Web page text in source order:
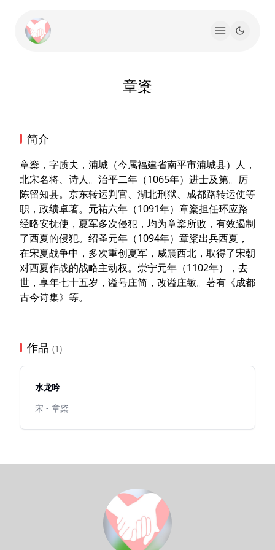
章楶
简介
章楶，字质夫，浦城（今属福建省南平市浦城县）人，
北宋名将、诗人。治平二年（1065年）进士及第。厉
陈留知县。京东转运判官、湖北刑狱、成都路转运使等
职，政绩卓著。元祐六年（1091年）章楶担任环应路
经略安抚使，夏军多次侵犯，均为章楶所败，有效遏制
了西夏的侵犯。绍圣元年（1094年）章楶出兵西夏，
在宋夏战争中，多次重创夏军，威震西北，取得了宋朝
对西夏作战的战略主动权。崇宁元年（1102年），去
世，享年七十五岁，谥号庄简，改谥庄敏。著有《成都
古今诗集》等。
作品 (1)
水龙吟
宋 - 章楶